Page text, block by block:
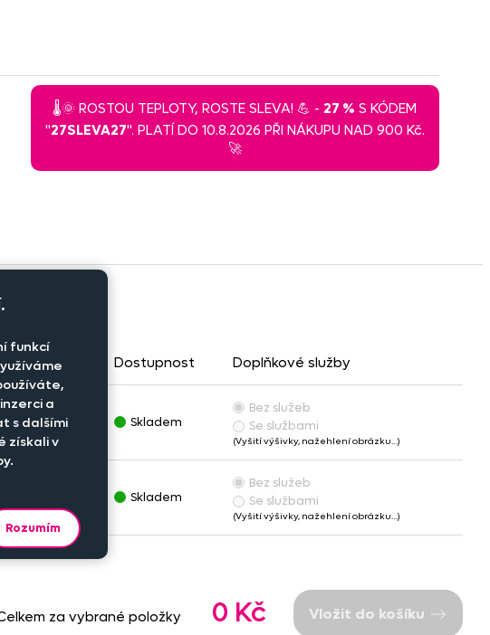
🌡️🌞 ROSTOU TEPLOTY, ROSTE SLEVA! 💪 -27 % S KÓDEM
"27SLEVA27". PLATÍ DO 10.8.2026 PŘI NÁKUPU NAD 900 Kč.
🚀
na eshopu Dostupnost Doplňkové služby
189 Kč Skladem
Bez služeb
Se službami
(Vyšití výšivky, nažehlení obrázku…)
Skladem
Bez služeb
Se službami
(Vyšití výšivky, nažehlení obrázku…)
za vybrané položky 0 Kč Vložit do košíku
funkcí
a
s dalšími
získali v
Rozumím